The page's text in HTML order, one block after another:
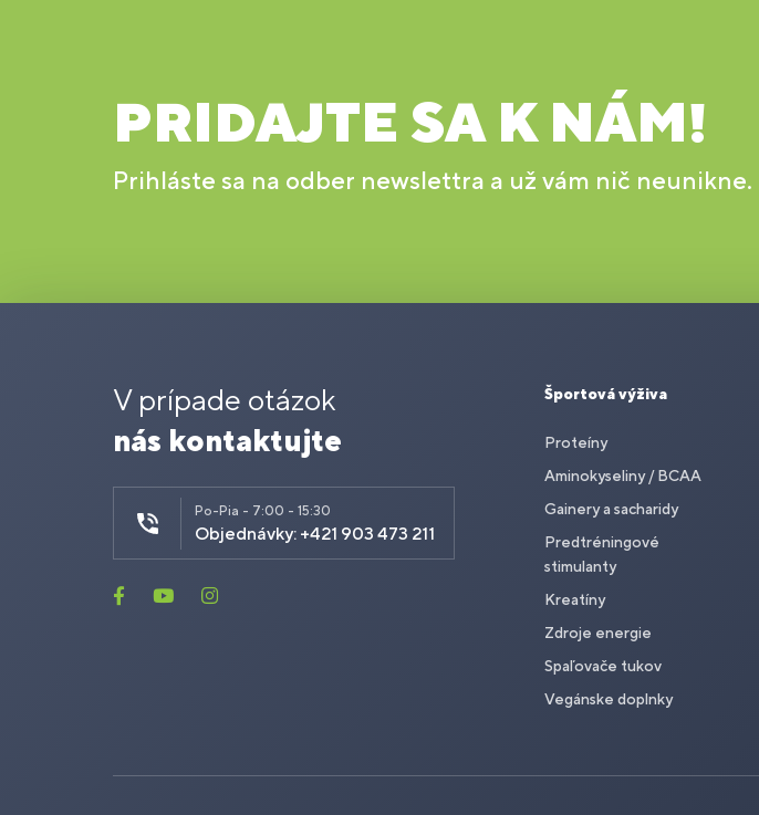
PRIDAJTE SA K NÁM!
Prihláste sa na odber newslettra a už vám nič neunikne.
V prípade otázok
nás kontaktujte
Po-Pia - 7:00 - 15:30
Objednávky: +421 903 473 211
Športová výživa
Proteíny
Aminokyseliny / BCAA
Gainery a sacharidy
Predtréningové
stimulanty
Kreatíny
Zdroje energie
Spaľovače tukov
Vegánske doplnky